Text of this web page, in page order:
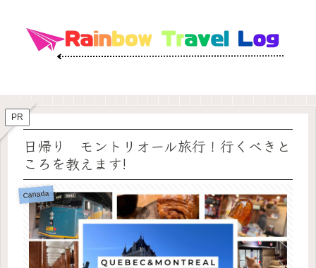
PR
日帰り モントリオール旅行！行くべきと
ころを教えます!
Canada